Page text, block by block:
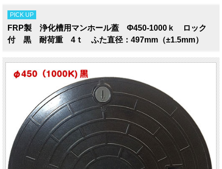
PICK UP
FRP製 浄化槽用マンホール蓋 Φ450-1000ｋ ロック
付 黒 耐荷重 4ｔ ふた直径：497mm（±1.5mm）